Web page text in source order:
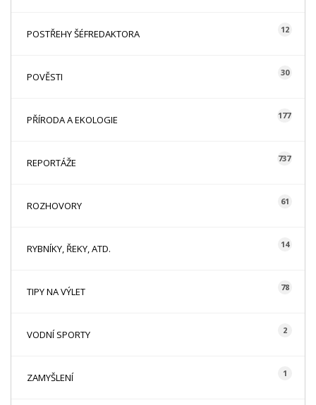
POSTŘEHY ŠÉFREDAKTORA 12
POVĚSTI 30
PŘÍRODA A EKOLOGIE 177
REPORTÁŽE 737
ROZHOVORY 61
RYBNÍKY, ŘEKY, ATD. 14
TIPY NA VÝLET 78
VODNÍ SPORTY 2
ZAMYŠLENÍ 1